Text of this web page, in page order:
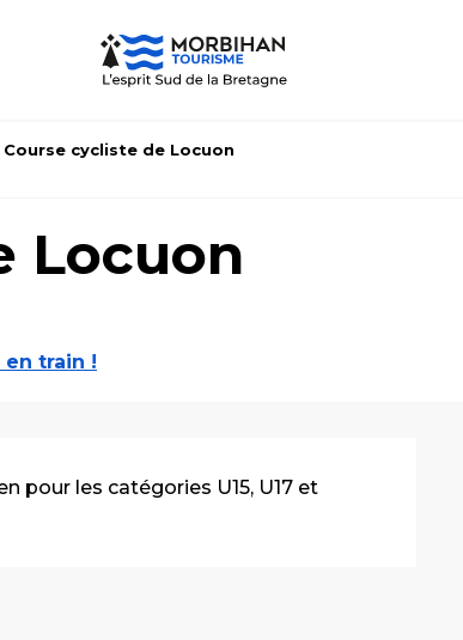
Course cycliste de Locuon
Locuon
en train !
pour les catégories U15, U17 et